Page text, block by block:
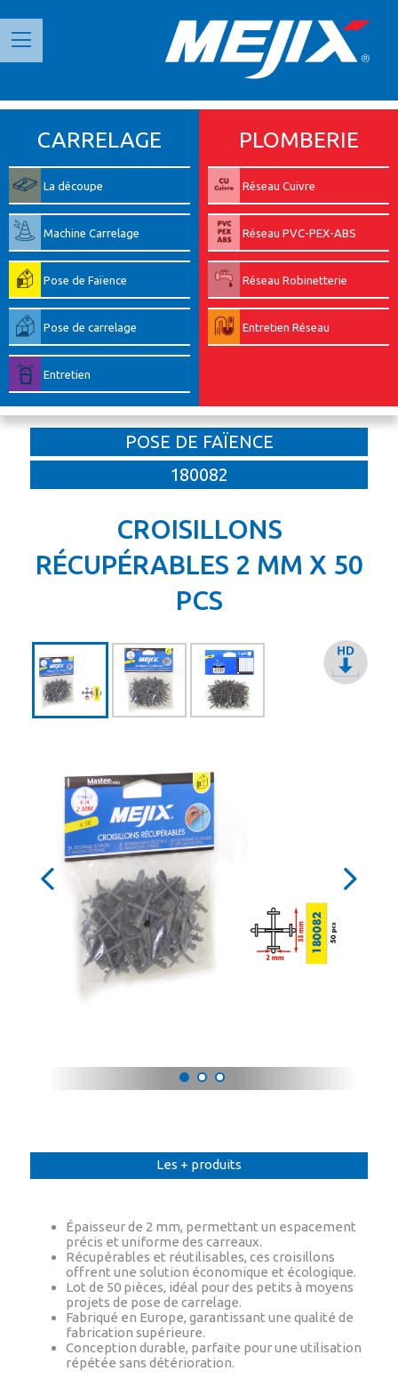
CARRELAGE
La découpe
Machine Carrelage
Pose de Faïence
Pose de carrelage
Entretien
PLOMBERIE
Réseau Cuivre
Réseau PVC-PEX-ABS
Réseau Robinetterie
Entretien Réseau
POSE DE FAÏENCE
180082
CROISILLONS
RÉCUPÉRABLES 2 MM X 50
PCS
Les + produits
Épaisseur de 2 mm, permettant un espacement
précis et uniforme des carreaux.
Récupérables et réutilisables, ces croisillons
offrent une solution économique et écologique.
Lot de 50 pièces, idéal pour des petits à moyens
projets de pose de carrelage.
Fabriqué en Europe, garantissant une qualité de
fabrication supérieure.
Conception durable, parfaite pour une utilisation
répétée sans détérioration.